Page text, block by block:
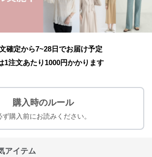
確定から7~28日でお届け予定
1注文あたり 1000円かかります
購入時のルール
ず購入前にお読みください。
アイテム